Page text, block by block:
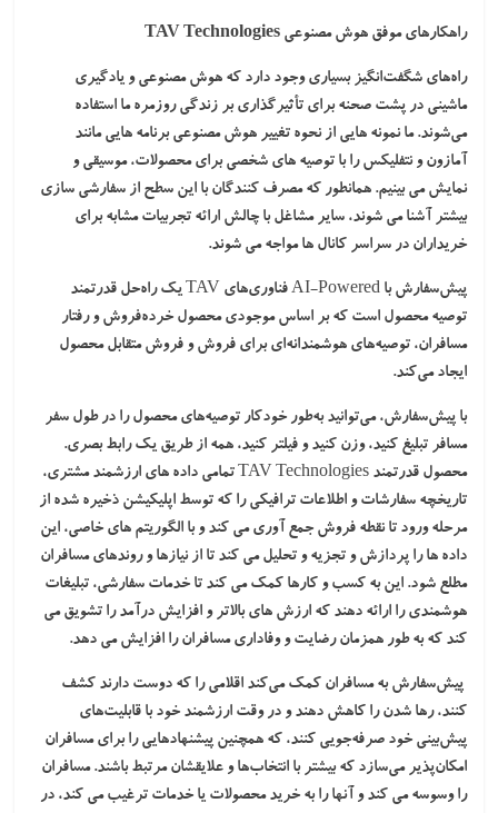
راهکارهای موفق هوش مصنوعی TAV Technologies
راه‌های شگفت‌انگیز بسیاری وجود دارد که هوش مصنوعی و یادگیری
ماشینی در پشت صحنه برای تأثیرگذاری بر زندگی روزمره ما استفاده
می‌شوند. ما نمونه هایی از نحوه تغییر هوش مصنوعی برنامه هایی مانند
آمازون و نتفلیکس را با توصیه های شخصی برای محصولات، موسیقی و
نمایش می بینیم. همانطور که مصرف کنندگان با این سطح از سفارشی سازی
بیشتر آشنا می شوند، سایر مشاغل با چالش ارائه تجربیات مشابه برای
خریداران در سراسر کانال ها مواجه می شوند.
پیش‌سفارش با AI-Powered فناوری‌های TAV یک راه‌حل قدرتمند
توصیه محصول است که بر اساس موجودی محصول خرده‌فروش و رفتار
مسافران، توصیه‌های هوشمندانه‌ای برای فروش و فروش متقابل محصول
ایجاد می‌کند.
با پیش‌سفارش، می‌توانید به‌طور خودکار توصیه‌های محصول را در طول سفر
مسافر تبلیغ کنید، وزن کنید و فیلتر کنید، همه از طریق یک رابط بصری.
محصول قدرتمند TAV Technologies تمامی داده های ارزشمند مشتری،
تاریخچه سفارشات و اطلاعات ترافیکی را که توسط اپلیکیشن ذخیره شده از
مرحله ورود تا نقطه فروش جمع آوری می کند و با الگوریتم های خاصی، این
داده ها را پردازش و تجزیه و تحلیل می کند تا از نیازها و روندهای مسافران
مطلع شود. این به کسب و کارها کمک می کند تا خدمات سفارشی، تبلیغات
هوشمندی را ارائه دهند که ارزش های بالاتر و افزایش درآمد را تشویق می
کند که به طور همزمان رضایت و وفاداری مسافران را افزایش می دهد.
پیش‌سفارش به مسافران کمک می‌کند اقلامی را که دوست دارند کشف
کنند، رها شدن را کاهش دهند و در وقت ارزشمند خود با قابلیت‌های
پیش‌بینی خود صرفه‌جویی کنند، که همچنین پیشنهادهایی را برای مسافران
امکان‌پذیر می‌سازد که بیشتر با انتخاب‌ها و علایقشان مرتبط باشند. مسافران
را وسوسه می کند و آنها را به خرید محصولات یا خدمات ترغیب می کند، در